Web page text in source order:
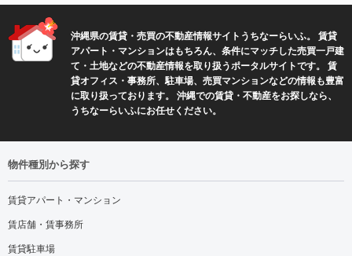
沖縄県の賃貸・売買の不動産情報サイトうちなーらいふ。 賃貸
アパート・マンションはもちろん、条件にマッチした売買一戸建
て・土地などの不動産情報を取り扱うポータルサイトです。 賃
貸オフィス・事務所、駐車場、売買マンションなどの情報も豊富
に取り扱っております。 沖縄での賃貸・不動産をお探しなら、
うちなーらいふにお任せください。
物件種別から探す
賃貸アパート・マンション
賃店舗・賃事務所
賃貸駐車場